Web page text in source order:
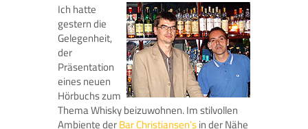
Ich hatte
gestern die
Gelegenheit,
der
Präsentation
eines neuen
Hörbuchs zum
Thema Whisky beizuwohnen. Im stilvollen
Ambiente derBar Christiansen’sin der Nähe